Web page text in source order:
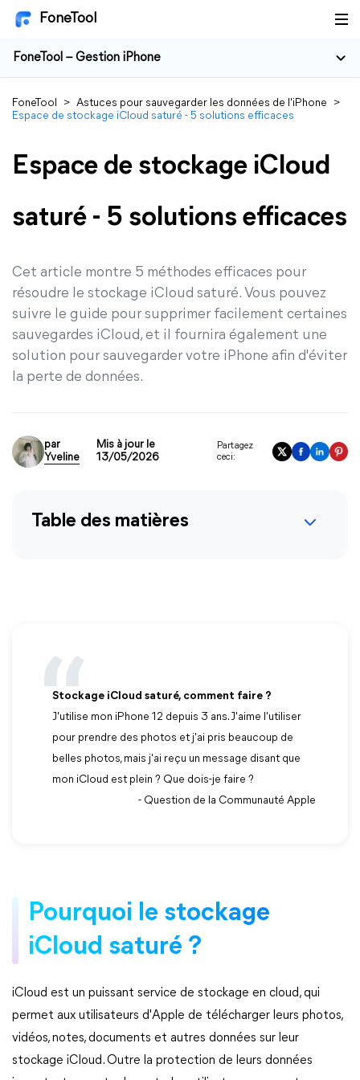
FoneTool
FoneTool – Gestion iPhone
FoneTool > Astuces pour sauvegarder les données de l'iPhone
>
Espace de stockage iCloud saturé - 5 solutions efficaces
Espace de stockage iCloud
saturé - 5 solutions efficaces
Cet article montre 5 méthodes efficaces pour
résoudre le stockage iCloud saturé. Vous pouvez
suivre le guide pour supprimer facilement certaines
sauvegardes iCloud, et il fournira également une
solution pour sauvegarder votre iPhone afin d'éviter
la perte de données.
par
Yveline
Mis à jour le
13/05/2026
Partagez
ceci:
Table des matières
Stockage iCloud saturé, comment faire ?
J'utilise mon iPhone 12 depuis 3 ans. J'aime l'utiliser
pour prendre des photos et j'ai pris beaucoup de
belles photos, mais j'ai reçu un message disant que
mon iCloud est plein ? Que dois-je faire ?
- Question de la Communauté Apple
Pourquoi le stockage
iCloud saturé ?
iCloud est un puissant service de stockage en cloud, qui
permet aux utilisateurs d'Apple de télécharger leurs photos,
vidéos, notes, documents et autres données sur leur
stockage iCloud. Outre la protection de leurs données